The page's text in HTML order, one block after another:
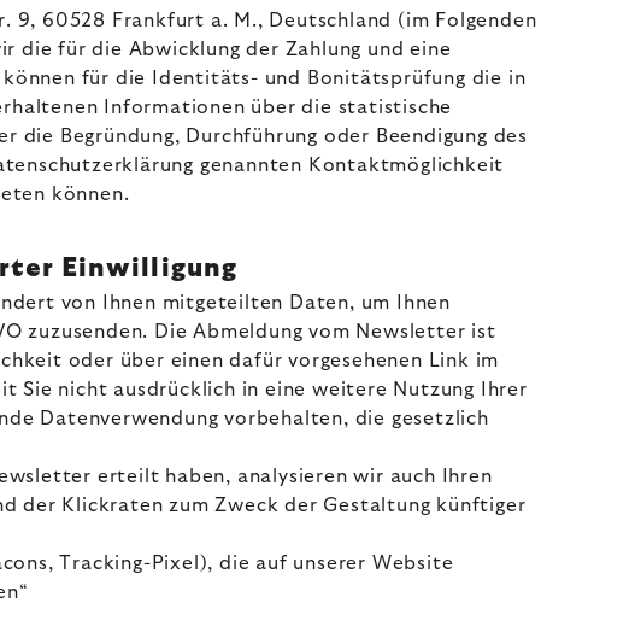
9, 60528 Frankfurt a. M., Deutschland (im Folgenden
die für die Abwicklung der Zahlung und eine
für die Identitäts- und Bonitätsprüfung die in
Informationen über die statistische
die Begründung, Durchführung oder Beendigung des
genannten Kontaktmöglichkeit
können.
Einwilligung
von Ihnen mitgeteilten Daten, um Ihnen
zuzusenden. Die Abmeldung vom Newsletter ist
oder über einen dafür vorgesehenen Link im
Sie nicht ausdrücklich in eine weitere Nutzung Ihrer
Datenverwendung vorbehalten, die gesetzlich
erteilt haben, analysieren wir auch Ihren
der Klickraten zum Zweck der Gestaltung künftiger
Tracking-Pixel), die auf unserer Website